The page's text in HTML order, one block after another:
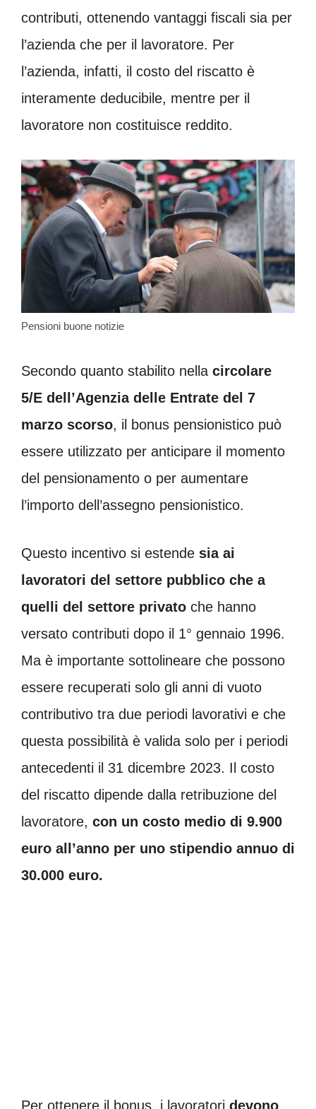
contributi, ottenendo vantaggi fiscali sia per
l’azienda che per il lavoratore. Per
l’azienda, infatti, il costo del riscatto è
interamente deducibile, mentre per il
lavoratore non costituisce reddito.
Pensioni buone notizie
Secondo quanto stabilito nella circolare
5/E dell’Agenzia delle Entrate del 7
marzo scorso, il bonus pensionistico può
essere utilizzato per anticipare il momento
del pensionamento o per aumentare
l’importo dell’assegno pensionistico.
Questo incentivo si estende sia ai
lavoratori del settore pubblico che a
quelli del settore privato che hanno
versato contributi dopo il 1° gennaio 1996.
Ma è importante sottolineare che possono
essere recuperati solo gli anni di vuoto
contributivo tra due periodi lavorativi e che
questa possibilità è valida solo per i periodi
antecedenti il 31 dicembre 2023. Il costo
del riscatto dipende dalla retribuzione del
lavoratore, con un costo medio di 9.900
euro all’anno per uno stipendio annuo di
30.000 euro.
Per ottenere il bonus, i lavoratori devono